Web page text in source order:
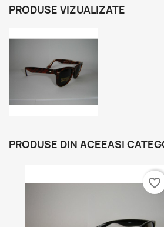
PRODUSE VIZUALIZATE
PRODUSE DIN ACEEASI
favorite_border